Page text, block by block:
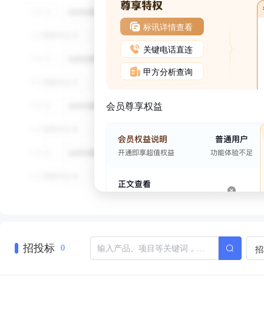
标讯详情查看
关键电话直连
甲方分析查询
会员尊享权益
招投标 0